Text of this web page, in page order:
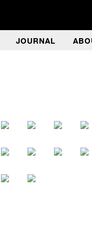
JOURNAL